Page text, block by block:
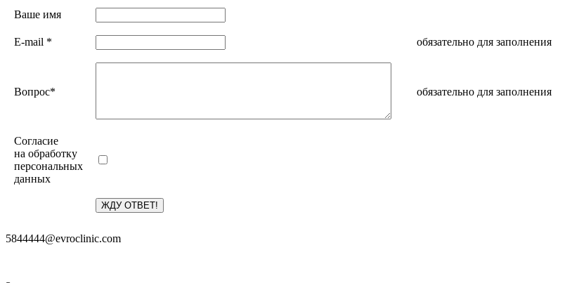
Ваше имя
E-mail * обязательно для заполнения
Вопрос* обязательно для заполнения
Согласие
на обработку
персональных
данных
5844444@evroclinic.com